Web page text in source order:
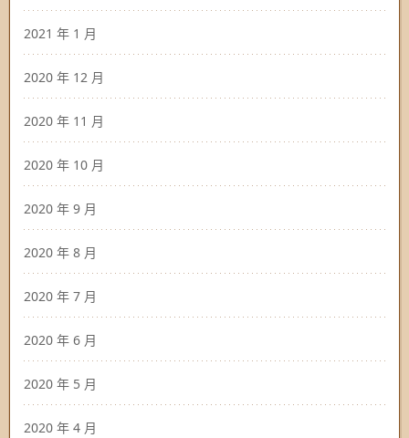
2021 年 1 月
2020 年 12 月
2020 年 11 月
2020 年 10 月
2020 年 9 月
2020 年 8 月
2020 年 7 月
2020 年 6 月
2020 年 5 月
2020 年 4 月